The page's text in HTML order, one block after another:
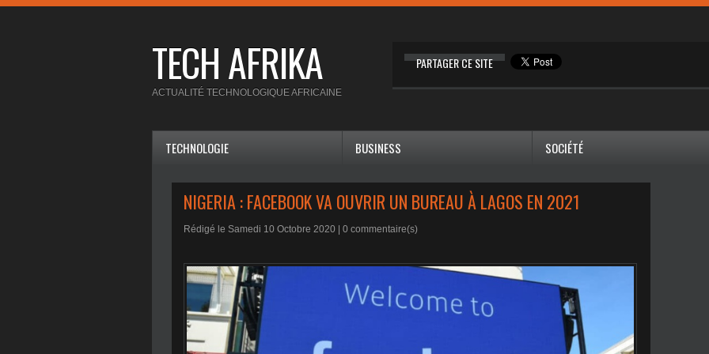
TECH AFRIKA PARTAGER CE SITE
ACTUALITÉ TECHNOLOGIQUE AFRICAINE
TECHNOLOGIE BUSINESS SOCIÉTÉ
NIGERIA : FACEBOOK VA OUVRIR UN BUREAU À LAGOS EN 2021
Rédigé le Samedi 10 Octobre 2020 | 0 commentaire(s)